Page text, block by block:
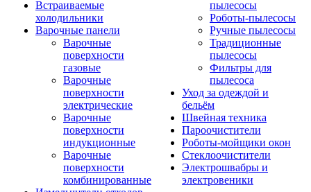
Встраиваемые
холодильники
Варочные панели
Варочные
поверхности
газовые
Варочные
поверхности
электрические
Варочные
поверхности
индукционные
Варочные
поверхности
комбинированные
пылесосы
Роботы-пылесосы
Ручные пылесосы
Традиционные
пылесосы
Фильтры для
пылесоса
Уход за одеждой и
бельём
Швейная техника
Пароочистители
Роботы-мойщики окон
Стеклоочистители
Электрошвабры и
электровеники